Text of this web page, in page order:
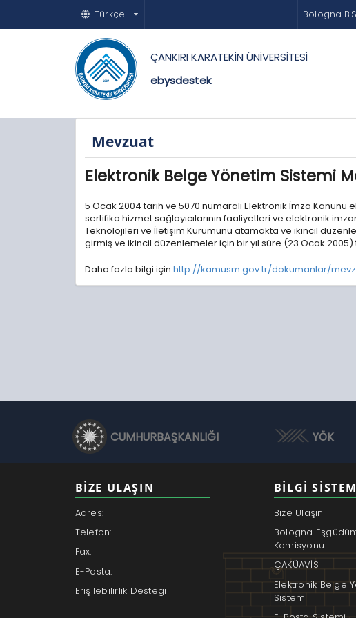
Türkçe Bologna
ÇANKIRI KARATEKİN ÜNİVERSİTESİ
ebysdestek
Mevzuat
Elektronik Belge Yönetim Sistemi
5 Ocak 2004 tarih ve 5070 numaralı Elektronik İmza
sertifika hizmet sağlayıcılarının faaliyetleri ve elektronik
Teknolojileri ve İletişim Kurumunu atamakta ve ikincil
girmiş ve ikincil düzenlemeler için bir yıl süre (23 Ocak 2005)
Daha fazla bilgi için http://kamusm.gov.tr/dokumanlar/
CUMHURBAŞKANLIĞI YÖK
BİZE ULAŞIN
Adres:
Telefon:
Fax:
E-Posta:
Erişilebilirlik Desteği
BILGI
Bize Ulaşın
Bologna
Komisyonu
ÇAKÜAVİS
Elektronik Belge
Sistemi